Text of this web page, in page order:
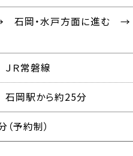
石岡・水戸方面に進む
ＪＲ常磐線
石岡駅から約25分
予約制）